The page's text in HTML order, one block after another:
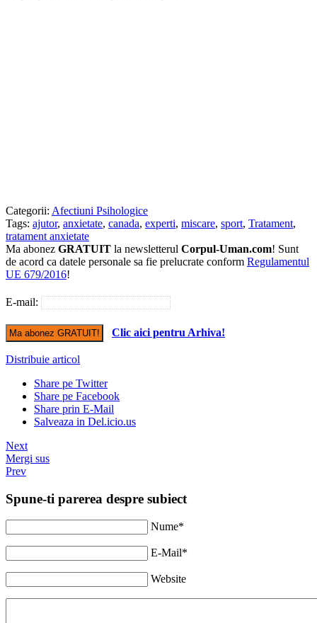
Categorii: Afectiuni Psihologice
Tags: ajutor, anxietate, canada, experti, miscare, sport, Tratament,
tratament anxietate
Ma abonez GRATUIT la newsletterul Corpul-Uman.com! Sunt
de acord ca datele personale sa fie prelucrate conform Regulamentul
UE 679/2016!
E-mail:
Clic aici pentru Arhiva!
Distribuie articol
Share pe Twitter
Share pe Facebook
Share prin E-Mail
Salveaza in Del.icio.us
Next
Mergi sus
Prev
Spune-ti parerea despre subiect
Nume*
E-Mail*
Website